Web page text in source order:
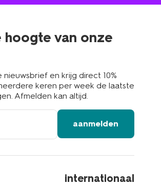
hoogte van onze
nieuwsbrief en krijg direct 10%
keren per week de laatste
Afmelden kan altijd.
aanmelden
internationaal